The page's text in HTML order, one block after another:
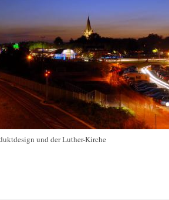
und der Luther-Kirche